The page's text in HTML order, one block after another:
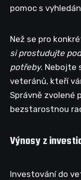
pomoc s
Než se pro
si prostudujte
potřeby. Nebojte
veteránů, kteří
Správně zvolené
bezstarostnou
Výnosy z
Investování do